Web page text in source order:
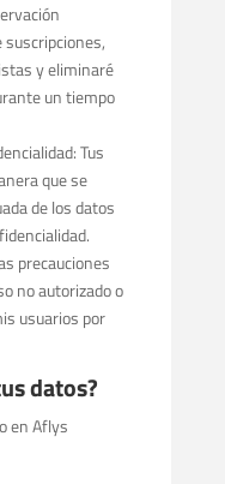
y eliminaré
un tiempo
Tus
que se
de los datos
precauciones
no autorizado o
usuarios por
datos?
en Aflys